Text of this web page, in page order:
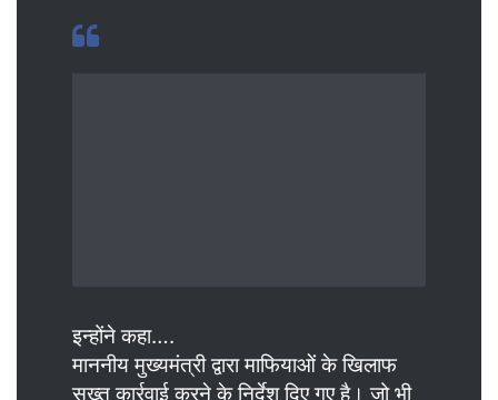
इन्होंने कहा….
माननीय मुख्यमंत्री द्वारा माफियाओं के खिलाफ
सख्त कार्रवाई करने के निर्देश दिए गए है। जो भी